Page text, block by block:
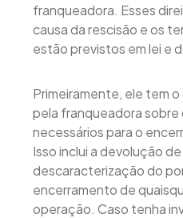
franqueadora. Esses
causa da rescisão e os
estão previstos em lei e
Primeiramente, ele tem
pela franqueadora
necessários para o
Isso inclui a devolução
descaracterização do
encerramento de
operação. Caso tenha